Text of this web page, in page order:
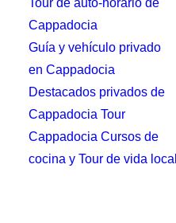
Tour de auto-horario de
Cappadocia
Guía y vehículo privado
en Cappadocia
Destacados privados de
Cappadocia Tour
Cappadocia Cursos de
cocina y Tour de vida local